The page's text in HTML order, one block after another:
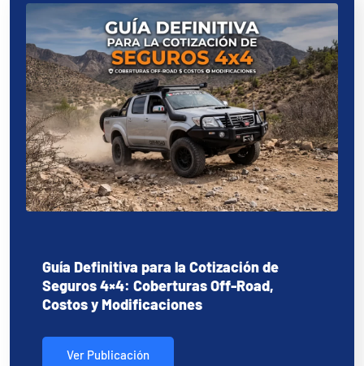
Guía Definitiva para la Cotización de
Seguros 4×4: Coberturas Off-Road,
Costos y Modificaciones
Ver Publicación